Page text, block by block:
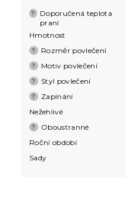
?
Doporučená teplota
praní
Hmotnost
? Rozměr povlečení
? Motiv povlečení
? Styl povlečení
? Zapínání
Nežehlivé
? Oboustranné
Roční období
Sady